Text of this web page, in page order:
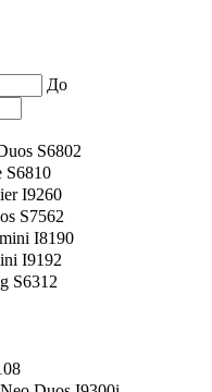
До
S6802
S6810
I9260
S7562
I8190
I9192
S6312